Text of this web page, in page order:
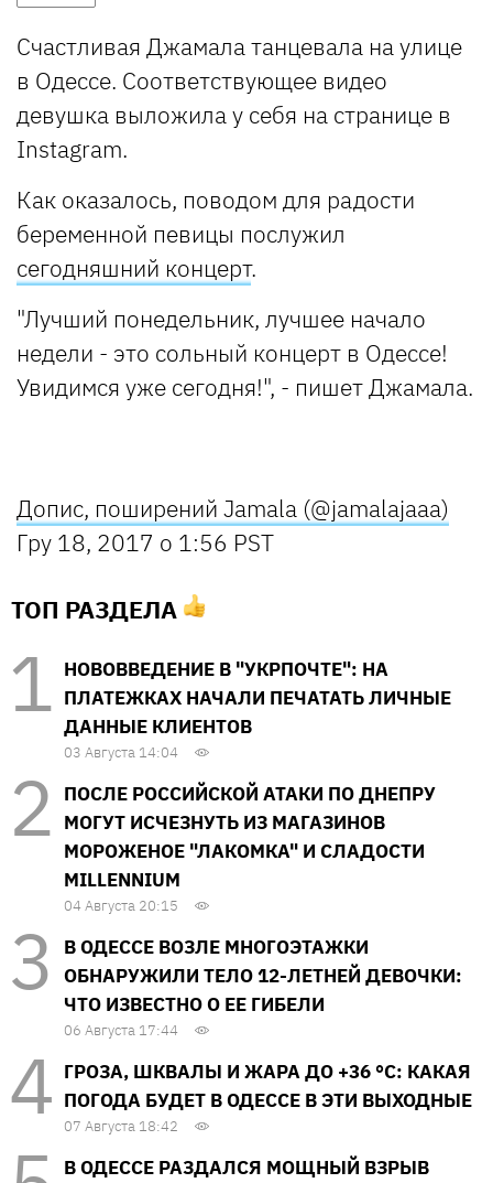
Счастливая Джамала танцевала на улице
в Одессе. Соответствующее видео
девушка выложила у себя на странице в
Instagram.
Как оказалось, поводом для радости
беременной певицы послужил
сегодняшний концерт.
"Лучший понедельник, лучшее начало
недели - это сольный концерт в Одессе!
Увидимся уже сегодня!", - пишет Джамала.
Допис, поширений Jamala (@jamalajaaa)
Гру 18, 2017 о 1:56 PST
ТОП РАЗДЕЛА
НОВОВВЕДЕНИЕ В "УКРПОЧТЕ": НА
ПЛАТЕЖКАХ НАЧАЛИ ПЕЧАТАТЬ ЛИЧНЫЕ
ДАННЫЕ КЛИЕНТОВ
03 Августа 14:04
ПОСЛЕ РОССИЙСКОЙ АТАКИ ПО ДНЕПРУ
МОГУТ ИСЧЕЗНУТЬ ИЗ МАГАЗИНОВ
МОРОЖЕНОЕ "ЛАКОМКА" И СЛАДОСТИ
MILLENNIUM
04 Августа 20:15
В ОДЕССЕ ВОЗЛЕ МНОГОЭТАЖКИ
ОБНАРУЖИЛИ ТЕЛО 12-ЛЕТНЕЙ ДЕВОЧКИ:
ЧТО ИЗВЕСТНО О ЕЕ ГИБЕЛИ
06 Августа 17:44
ГРОЗА, ШКВАЛЫ И ЖАРА ДО +36 °С: КАКАЯ
ПОГОДА БУДЕТ В ОДЕССЕ В ЭТИ ВЫХОДНЫЕ
07 Августа 18:42
В ОДЕССЕ РАЗДАЛСЯ МОЩНЫЙ ВЗРЫВ